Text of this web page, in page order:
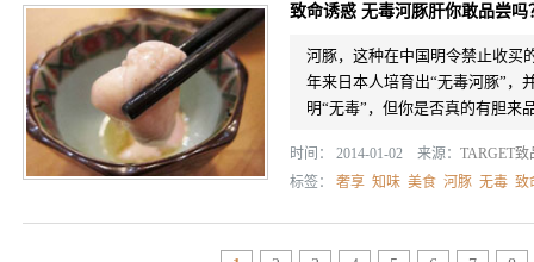
致命诱惑 无毒河豚肝你敢品尝吗
河豚，这种在中国明令禁止收买
年来日本人培育出“无毒河豚”，
明“无毒”，但你是否真的有胆来
时间： 2014-01-02 来源： TARGET致
标签： 奢享 知味 美食 河豚 无毒 致